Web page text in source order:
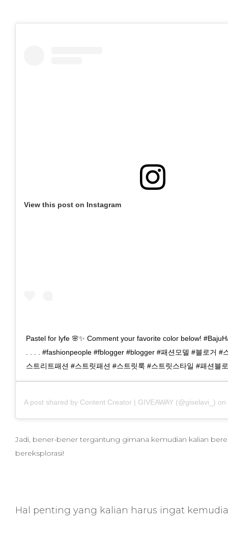
View this post on Instagram
Pastel for lyfe 🌸✨ Comment your favorite color below!
. . . . #fashionpeople #fblogger #blogger #패션모델 #블로거 #
스트리트패션 #스트릿패션 #스트릿룩 #스트릿스타일 #패션블로
A post shared by Content Creator | GIVEAWAY (@giselavi_) on
Jadi, bener-bener tergantung gimana kemudian kalian
bereksplorasi!
Hal penting yang kalian harus ingat